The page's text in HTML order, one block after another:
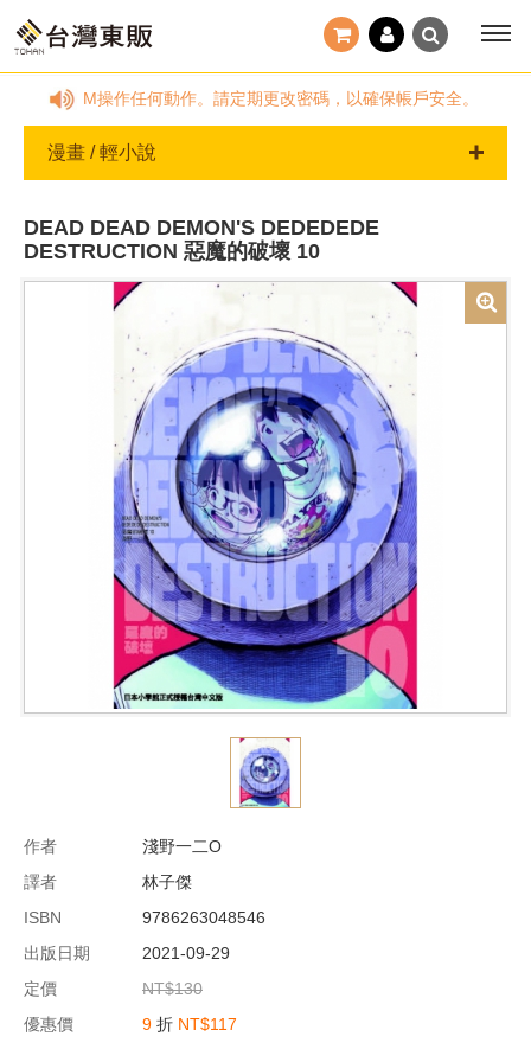
操作任何動作。請定期更改密碼，以確保帳戶安全。
漫畫 / 輕小說
DEAD DEAD DEMON'S DEDEDEDE
DESTRUCTION 惡魔的破壞 10
作者
淺野一二O
譯者
林子傑
ISBN
9786263048546
出版日期
2021-09-29
定價
NT$130
優惠價
9 折 NT$117